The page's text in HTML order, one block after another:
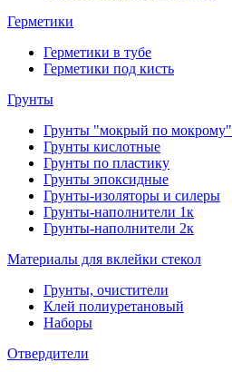
Герметики
Герметики в тубе
Герметики под кисть
Грунты
Грунты "мокрый по мокрому"
Грунты кислотные
Грунты по пластику
Грунты эпоксидные
Грунты-изоляторы и силеры
Грунты-наполнители 1к
Грунты-наполнители 2к
Материалы для вклейки стекол
Грунты, очистители
Клей полиуретановый
Наборы
Отвердители